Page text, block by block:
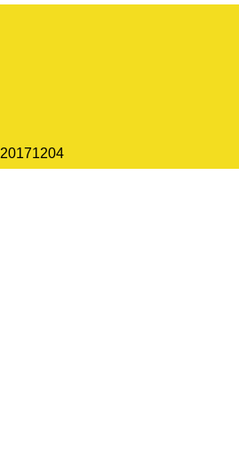
20171204